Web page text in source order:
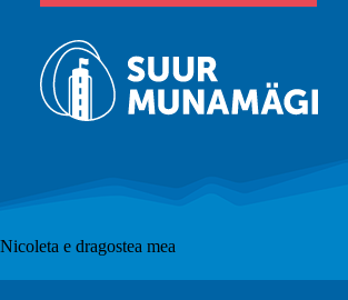
Nicoleta e dragostea mea